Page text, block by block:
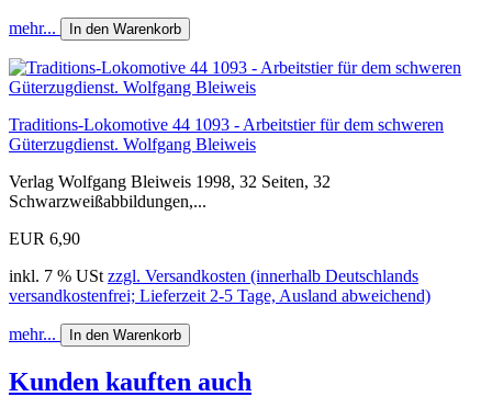
mehr... In den Warenkorb
Traditions-Lokomotive 44 1093 - Arbeitstier für dem schweren
Güterzugdienst. Wolfgang Bleiweis
Verlag Wolfgang Bleiweis 1998, 32 Seiten, 32
Schwarzweißabbildungen,...
EUR 6,90
inkl. 7 % USt zzgl. Versandkosten (innerhalb Deutschlands
versandkostenfrei; Lieferzeit 2-5 Tage, Ausland abweichend)
mehr... In den Warenkorb
Kunden kauften auch